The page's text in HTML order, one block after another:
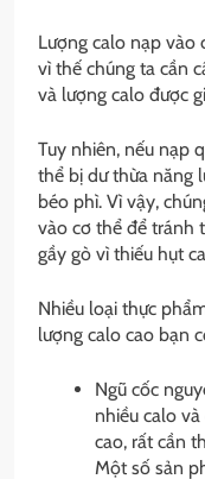
Lượng calo nạp vào
vì thế chúng ta cần
và lượng calo được
Tuy nhiên, nếu nạp
thể bị dư thừa năng
béo phì. Vì vậy,
vào cơ thể để tránh
gầy gò vì thiếu hụt
Nhiều loại thực
lượng calo cao bạn
Ngũ cốc
nhiều calo
cao, rất cần
Một số sản